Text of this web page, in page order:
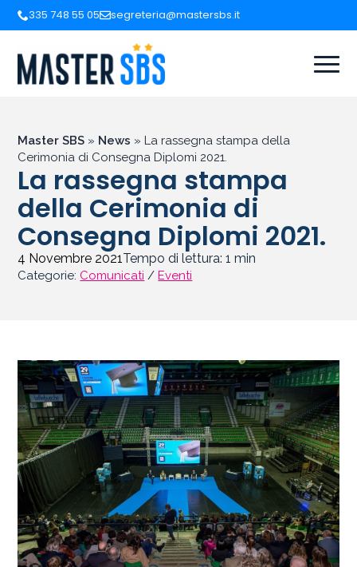
335 748 55 05 segreteria@mastersbs.it
Master SBS » News » La rassegna stampa della
Cerimonia di Consegna Diplomi 2021.
La rassegna stampa
della Cerimonia di
Consegna Diplomi 2021.
4 Novembre 2021Tempo di lettura:1 min
Categorie: Comunicati /Eventi